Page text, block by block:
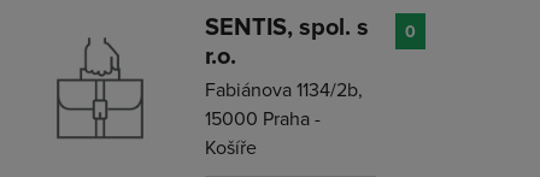
SENTIS, spol. s
r.o.
Fabiánova 1134/2b,
15000 Praha -
Košíře
0